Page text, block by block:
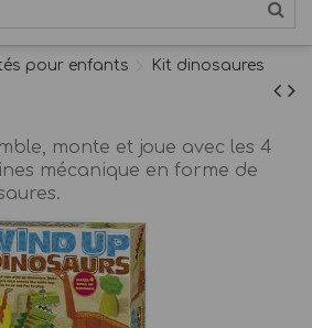
pour enfants
Kit dinosaures
monte et joue avec les 4
mécanique en forme de